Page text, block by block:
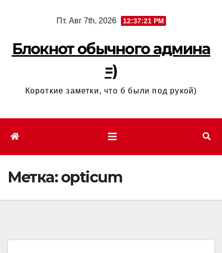
Пт. Авг 7th, 2026 12:37:21 PM
Блокнот обычного админа
=)
Короткие заметки, что б были под рукой)
Метка:opticum